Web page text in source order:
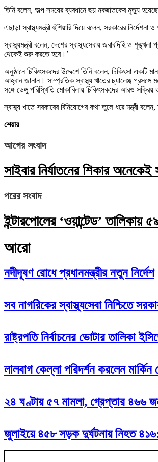
তিনি বলেন, অল্প সময়ের ব্যবধানে ছয় নবজাতকের মৃত্যু
এছাড়া স্বাস্থ্যমন্ত্রী হুঁশিয়ারি দিয়ে বলেন, সরকারের
স্বাস্থ্যমন্ত্রী বলেন, দেশের স্বাস্থ্যসেবায় জবাবদিহি ও
থেকেই শুরু করতে হবে।’
অনুষ্ঠানে চিকিৎসকদের উদ্দেশে তিনি বলেন, চিকিৎসা একটি
আহ্বান জানান। সাম্প্রতিক স্বাস্থ্য খাতের চ্যালেঞ্জ
সঙ্গে ডেঙ্গু পরিস্থিতি মোকাবিলায় চিকিৎসকদের আরও সক্রিয়
স্বাস্থ্য খাতে সরকারের বিনিয়োগের কথা তুলে ধরে মন্ত্রী
শেয়ার
আগের সংবাদ
সাইবার নির্যাতনের শিকার
পরের সংবাদ
ইন্টারপোলের ‘ওয়ান্টেড’ তালিকায়
আরো
নদীদূষণ রোধে প্রধানমন্ত্রীর নতুন নির্দেশ
সব নাগরিকের স্বাস্থ্যসেবা নিশ্চিতে
রাষ্ট্রপতি নির্বাচনের ভোটার তালিকা
লালবাগ কেল্লা পরিদর্শন করলেন মার্কিন
২৪ ঘণ্টায় ৫৭ মামলা, গ্রেপ্তার ৪৬৬
জুলাইয়ে ৪৫৮ সড়ক দুর্ঘটনায় নিহত